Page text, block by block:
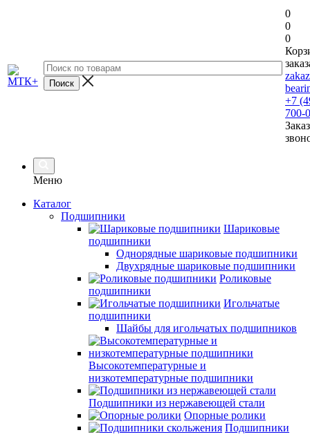
0
0
0
+7
700-
Меню
Каталог
Подшипники
Шариковые
подшипники
Однорядные шариковые подшипники
Двухрядные шариковые подшипники
Роликовые
подшипники
Игольчатые
подшипники
Шайбы для игольчатых подшипников
Высокотемпературные и
низкотемпературные подшипники
Подшипники из нержавеющей стали
Опорные ролики
Подшипники